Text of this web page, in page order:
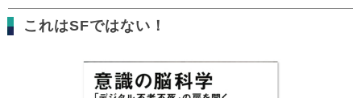
これはSFではない！